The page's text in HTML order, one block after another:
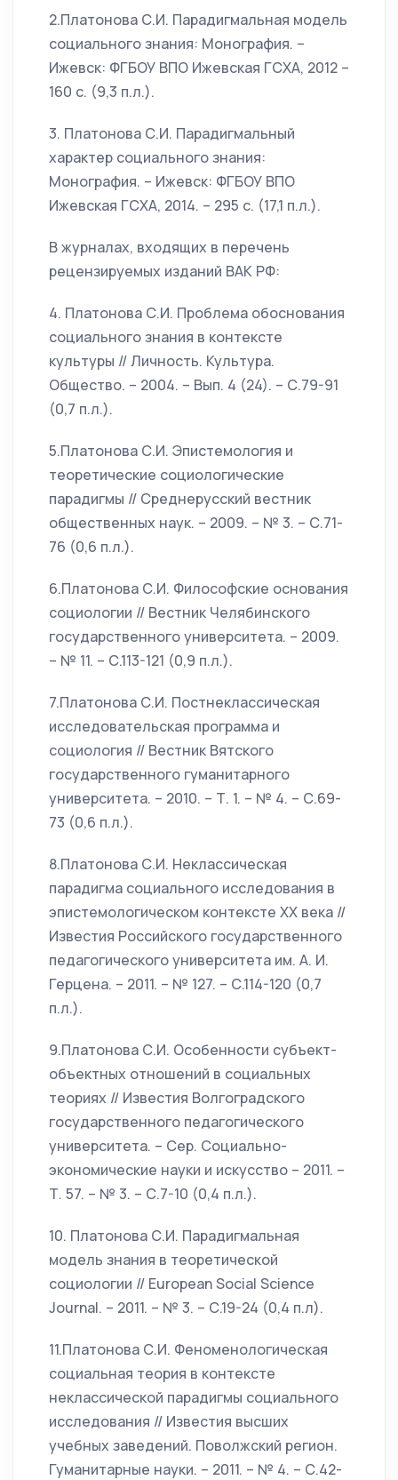
2.Платонова С.И. Парадигмальная модель
социального знания: Монография. –
Ижевск: ФГБОУ ВПО Ижевская ГСХА, 2012 –
160 с. (9,3 п.л.).
3. Платонова С.И. Парадигмальный
характер социального знания:
Монография. – Ижевск: ФГБОУ ВПО
Ижевская ГСХА, 2014. – 295 с. (17,1 п.л.).
В журналах, входящих в перечень
рецензируемых изданий ВАК РФ:
4. Платонова С.И. Проблема обоснования
социального знания в контексте
культуры // Личность. Культура.
Общество. – 2004. – Вып. 4 (24). – С.79-91
(0,7 п.л.).
5.Платонова С.И. Эпистемология и
теоретические социологические
парадигмы // Среднерусский вестник
общественных наук. – 2009. – № 3. – С.71-
76 (0,6 п.л.).
6.Платонова С.И. Философские основания
социологии // Вестник Челябинского
государственного университета. – 2009.
– № 11. – С.113-121 (0,9 п.л.).
7.Платонова С.И. Постнеклассическая
исследовательская программа и
социология // Вестник Вятского
государственного гуманитарного
университета. – 2010. – Т. 1. – № 4. – С.69-
73 (0,6 п.л.).
8.Платонова С.И. Неклассическая
парадигма социального исследования в
эпистемологическом контексте XX века //
Известия Российского государственного
педагогического университета им. А. И.
Герцена. – 2011. – № 127. – С.114-120 (0,7
п.л.).
9.Платонова С.И. Особенности субъект-
объектных отношений в социальных
теориях // Известия Волгоградского
государственного педагогического
университета. – Сер. Социально-
экономические науки и искусство – 2011. –
Т. 57. – № 3. – С.7-10 (0,4 п.л.).
10. Платонова С.И. Парадигмальная
модель знания в теоретической
социологии // European Social Science
Journal. – 2011. – № 3. – С.19-24 (0,4 п.л).
11.Платонова С.И. Феноменологическая
социальная теория в контексте
неклассической парадигмы социального
исследования // Известия высших
учебных заведений. Поволжский регион.
Гуманитарные науки. – 2011. – № 4. – С.42-